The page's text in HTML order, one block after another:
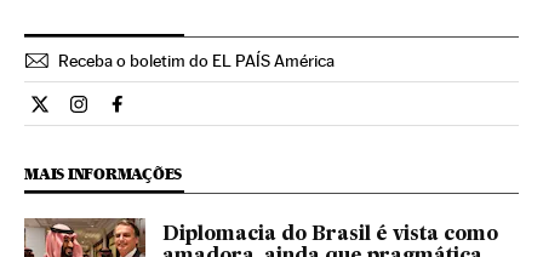
Receba o boletim do EL PAÍS América
Internacional El País Brasil en Twitter
Internacional El País Brasil en Instagram
Internacional El País Brasil en Facebook
MAIS INFORMAÇÕES
Diplomacia do Brasil é vista como